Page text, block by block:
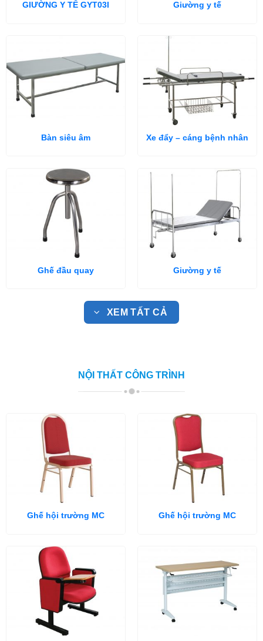
GIƯỜNG Y TẾ GYT03I Giường y tế
Bàn siêu âm Xe đẩy – cáng bệnh nhân
Ghế đầu quay Giường y tế
XEM TẤT CẢ
NỘI THẤT CÔNG TRÌNH
Ghế hội trường MC Ghế hội trường MC